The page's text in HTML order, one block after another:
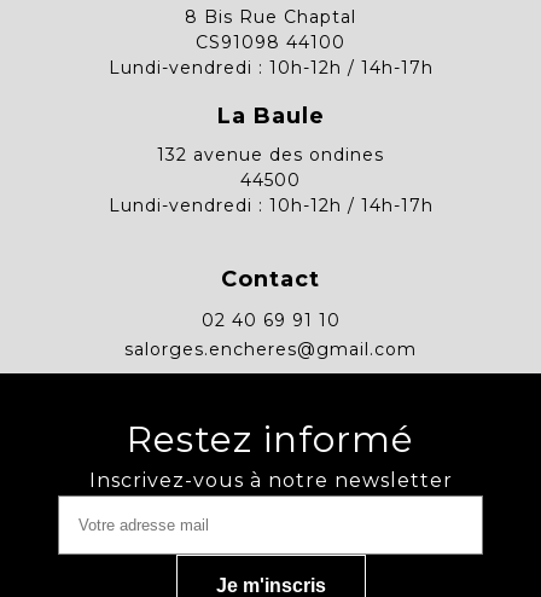
8 Bis Rue Chaptal
CS91098 44100
Lundi-vendredi : 10h-12h / 14h-17h
La Baule
132 avenue des ondines
44500
Lundi-vendredi : 10h-12h / 14h-17h
Contact
02 40 69 91 10
salorges.encheres@gmail.com
Restez informé
Inscrivez-vous à notre newsletter